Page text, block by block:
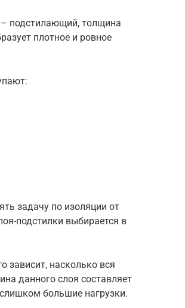
– подстилающий, толщина
плотное и ровное
задачу по изоляции от
подстилки выбирается в
зависит, насколько вся
данного слоя составляет
большие нагрузки.